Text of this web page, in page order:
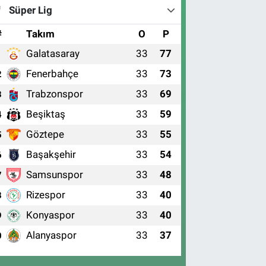
Süper Lig
Takım O P
Galatasaray 33 77
Fenerbahçe 33 73
Trabzonspor 33 69
Beşiktaş 33 59
Göztepe 33 55
Başakşehir 33 54
Samsunspor 33 48
Rizespor 33 40
Konyaspor 33 40
Alanyaspor 33 37